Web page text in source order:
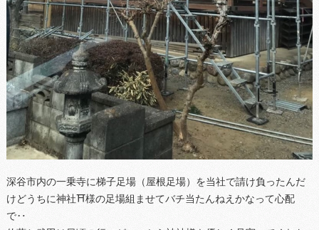
深谷市内の一乗寺に梯子足場（屋根足場）を当社で請け負ったんだ
けどうちに神社⛩様の足場組ませてバチ当たんねえかなって心配
で‥